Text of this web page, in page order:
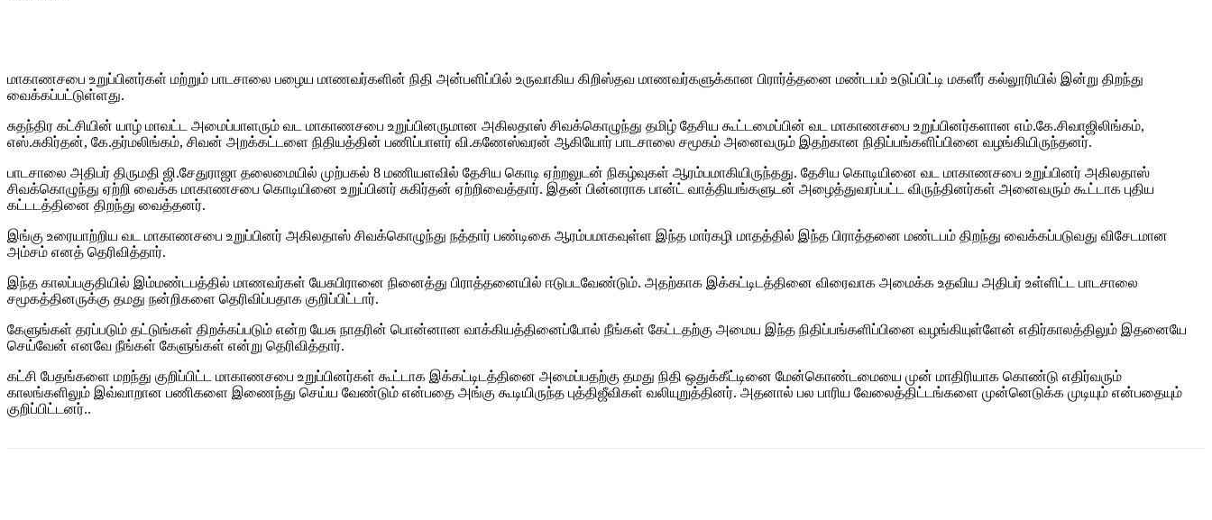
மாகாணசபை உறுப்பினர்கள் மற்றும் பாடசாலை பழைய மாணவர்களின் நிதி அன்பளிப்பில் உருவாகிய கிறிஸ்தவ மாணவர்களுக்கான பிரார்த்தனை மண்டபம் உடுப்பிட்டி மகளீர் கல்லூரியில் இன்று திறந்து
வைக்கப்பட்டுள்ளது.
சுதந்திர கட்சியின் யாழ் மாவட்ட அமைப்பாளரும் வட மாகாணசபை உறுப்பினருமான அகிலதாஸ் சிவக்கொழுந்து தமிழ் தேசிய கூட்டமைப்பின் வட மாகாணசபை உறுப்பினர்களான எம்.கே.சிவாஜிலிங்கம்,
எஸ்.சுகிர்தன், கே.தர்மலிங்கம், சிவன் அறக்கட்டளை நிதியத்தின் பணிப்பாளர் வி.கணேஸ்வரன் ஆகியோர் பாடசாலை சமூகம் அனைவரும் இதற்கான நிதிப்பங்களிப்பினை வழங்கியிருந்தனர்.
பாடசாலை அதிபர் திருமதி ஜி.சேதுராஜா தலைமையில் முற்பகல் 8 மணியளவில் தேசிய கொடி ஏற்றலுடன் நிகழ்வுகள் ஆரம்பமாகியிருந்தது. தேசிய கொடியினை வட மாகாணசபை உறுப்பினர் அகிலதாஸ்
சிவக்கொழுந்து ஏற்றி வைக்க மாகாணசபை கொடியினை உறுப்பினர் சுகிர்தன் ஏற்றிவைத்தார். இதன் பின்னராக பான்ட் வாத்தியங்களுடன் அழைத்துவரப்பட்ட விருந்தினர்கள் அனைவரும் கூட்டாக புதிய
கட்டடத்தினை திறந்து வைத்தனர்.
இங்கு உரையாற்றிய வட மாகாணசபை உறுப்பினர் அகிலதாஸ் சிவக்கொழுந்து நத்தார் பண்டிகை ஆரம்பமாகவுள்ள இந்த மார்கழி மாதத்தில் இந்த பிராத்தனை மண்டபம் திறந்து வைக்கப்படுவது விசேடமான
அம்சம் எனத் தெரிவித்தார்.
இந்த காலப்பகுதியில் இம்மண்டபத்தில் மாணவர்கள் யேசுபிரானை நினைத்து பிராத்தனையில் ஈடுபடவேண்டும். அதற்காக இக்கட்டிடத்தினை விரைவாக அமைக்க உதவிய அதிபர் உள்ளிட்ட பாடசாலை
சமூகத்தினருக்கு தமது நன்றிகளை தெரிவிப்பதாக குறிப்பிட்டார்.
கேளுங்கள் தரப்படும் தட்டுங்கள் திறக்கப்படும் என்ற யேசு நாதரின் பொன்னான வாக்கியத்தினைப்போல் நீங்கள் கேட்டதற்கு அமைய இந்த நிதிப்பங்களிப்பினை வழங்கியுள்ளேன் எதிர்காலத்திலும் இதனையே
செய்வேன் எனவே நீங்கள் கேளுங்கள் என்று தெரிவித்தார்.
கட்சி பேதங்களை மறந்து குறிப்பிட்ட மாகாணசபை உறுப்பினர்கள் கூட்டாக இக்கட்டிடத்தினை அமைப்பதற்கு தமது நிதி ஒதுக்கீட்டினை மேன்கொண்டமையை முன் மாதிரியாக கொண்டு எதிர்வரும்
காலங்களிலும் இவ்வாறான பணிகளை இணைந்து செய்ய வேண்டும் என்பதை அங்கு கூடியிருந்த புத்திஜீவிகள் வலியுறுத்தினர். அதனால் பல பாரிய வேலைத்திட்டங்களை முன்னெடுக்க முடியும் என்பதையும்
குறிப்பிட்டனர்..